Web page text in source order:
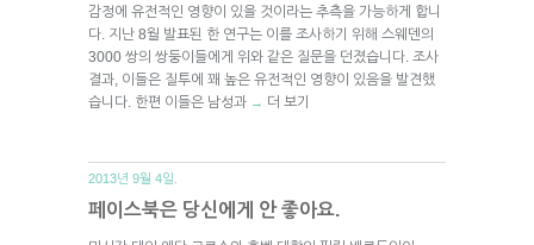
감정에 유전적인 영향이 있을 것이라는 추측을 가능하게 합니
다. 지난 8월 발표된 한 연구는 이를 조사하기 위해 스웨덴의
3000 쌍의 쌍둥이들에게 위와 같은 질문을 던졌습니다. 조사
결과, 이들은 질투에 꽤 높은 유전적인 영향이 있음을 발견했
습니다. 한편 이들은 남성과 → 더 보기
2013년 9월 4일.
페이스북은 당신에게 안 좋아요.